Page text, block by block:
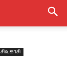
சிவகாசி